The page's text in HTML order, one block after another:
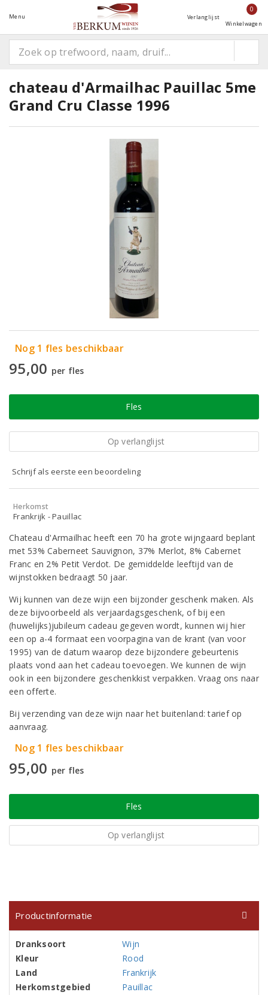
Menu Verlanglijst
0
Winkelwagen
chateau d'Armailhac Pauillac 5me
Grand Cru Classe 1996
Nog 1 fles beschikbaar
95,00 per fles
Fles
Op verlanglijst
Schrijf als eerste een beoordeling
Herkomst
Frankrijk - Pauillac
Chateau d'Armailhac heeft een 70 ha grote wijngaard beplant
met 53% Caberneet Sauvignon, 37% Merlot, 8% Cabernet
Franc en 2% Petit Verdot. De gemiddelde leeftijd van de
wijnstokken bedraagt 50 jaar.
Wij kunnen van deze wijn een bijzonder geschenk maken. Als
deze bijvoorbeeld als verjaardagsgeschenk, of bij een
(huwelijks)jubileum cadeau gegeven wordt, kunnen wij hier
een op a-4 formaat een voorpagina van de krant (van voor
1995) van de datum waarop deze bijzondere gebeurtenis
plaats vond aan het cadeau toevoegen. We kunnen de wijn
ook in een bijzondere geschenkkist verpakken. Vraag ons naar
een offerte.
Bij verzending van deze wijn naar het buitenland: tarief op
aanvraag.
Nog 1 fles beschikbaar
95,00 per fles
Fles
Op verlanglijst
Productinformatie
Dranksoort
Wijn
Kleur
Rood
Land
Frankrijk
Herkomstgebied
Pauillac